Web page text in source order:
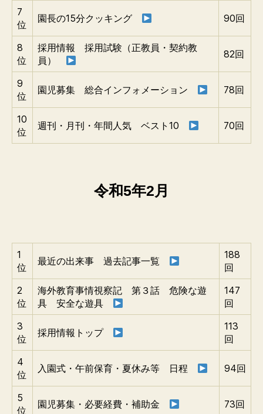
7
位
園長の15分クッキング 90回
8
位
採用情報 採用試験（正教員・契約教
員）
82回
9
位
園児募集 総合インフォメーション 78回
10
位
週刊・月刊・年間人気 ベスト10 70回
令和5年2月
1
位
最近の出来事 過去記事一覧
188
回
2
位
海外教育事情視察記 第３話 危険な遊
具 安全な遊具
147
回
3
位
採用情報トップ
113
回
4
位
入園式・午前保育・夏休み等 日程 94回
5
位
園児募集・必要経費・補助金 73回